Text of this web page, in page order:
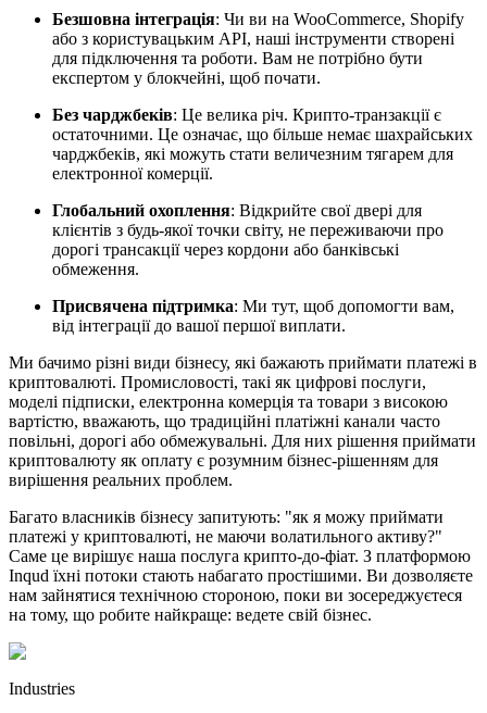
Безшовна інтеграція: Чи ви на WooCommerce, Shopify
або з користувацьким API, наші інструменти створені
для підключення та роботи. Вам не потрібно бути
експертом у блокчейні, щоб почати.
Без чарджбеків: Це велика річ. Крипто-транзакції є
остаточними. Це означає, що більше немає шахрайських
чарджбеків, які можуть стати величезним тягарем для
електронної комерції.
Глобальний охоплення: Відкрийте свої двері для
клієнтів з будь-якої точки світу, не переживаючи про
дорогі трансакції через кордони або банківські
обмеження.
Присвячена підтримка: Ми тут, щоб допомогти вам,
від інтеграції до вашої першої виплати.
Ми бачимо різні види бізнесу, які бажають приймати платежі в
криптовалюті. Промисловості, такі як цифрові послуги,
моделі підписки, електронна комерція та товари з високою
вартістю, вважають, що традиційні платіжні канали часто
повільні, дорогі або обмежувальні. Для них рішення приймати
криптовалюту як оплату є розумним бізнес-рішенням для
вирішення реальних проблем.
Багато власників бізнесу запитують: "як я можу приймати
платежі у криптовалюті, не маючи волатильного активу?"
Саме це вирішує наша послуга крипто-до-фіат. З платформою
Inqud їхні потоки стають набагато простішими. Ви дозволяєте
нам зайнятися технічною стороною, поки ви зосереджуєтеся
на тому, що робите найкраще: ведете свій бізнес.
Industries